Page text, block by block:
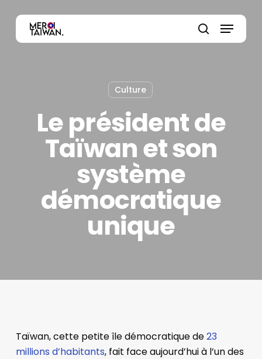
main
search
Menu
Culture
Le président de
Taïwan et son
système
démocratique
unique
Taïwan, cette petite île démocratique de23
millions d’habitants, fait face aujourd’hui à l’un des
Close